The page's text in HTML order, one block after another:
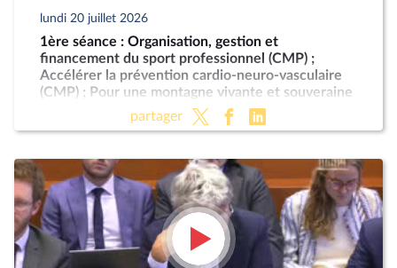
lundi 20 juillet 2026
1ère séance : Organisation, gestion et
financement du sport professionnel (CMP) ;
Accélérer la prévention cardio-neuro-vasculaire
(CMP) ; Pour une montagne vivante et souveraine
partager